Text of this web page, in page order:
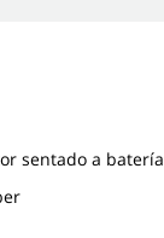
sentado a batería